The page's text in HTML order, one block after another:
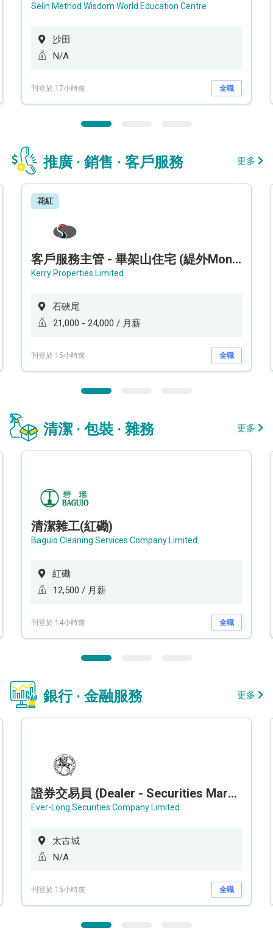
Selin Method Wisdom World Education Centre
沙田
N/A
刊登於 17小時前 全職
推廣 · 銷售 · 客戶服務 更多
花紅
客戶服務主管 - 畢架山住宅 (緹外Mont Verra)
Kerry Properties Limited
石硤尾
21,000 - 24,000 / 月薪
刊登於 15小時前 全職
清潔 · 包裝 · 雜務 更多
清潔雜工(紅磡)
Baguio Cleaning Services Company Limited
紅磡
12,500 / 月薪
刊登於 14小時前 全職
銀行 · 金融服務 更多
證券交易員 (Dealer - Securities Market)
Ever-Long Securities Company Limited
太古城
N/A
刊登於 15小時前 全職